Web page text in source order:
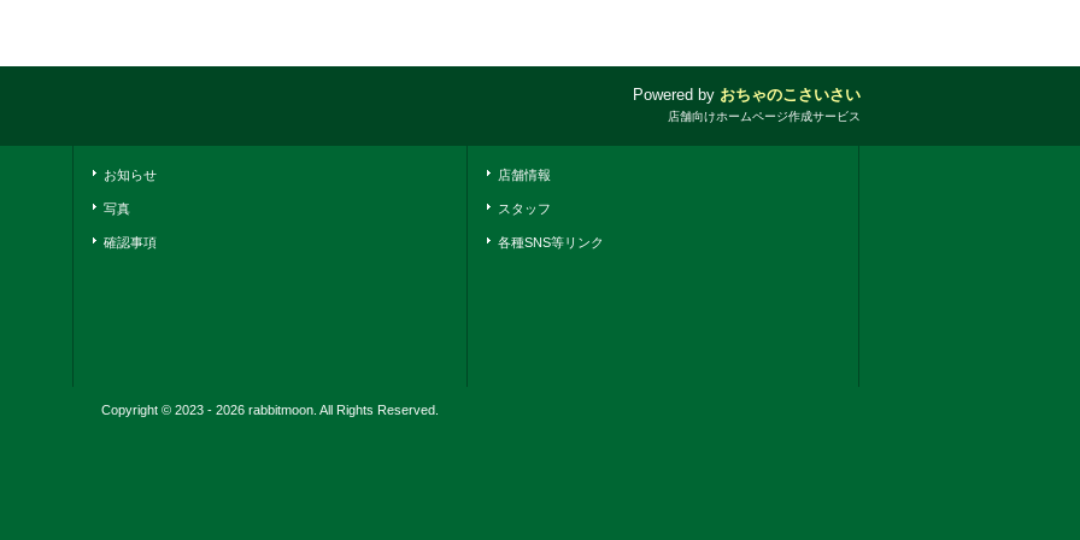
Powered by おちゃのこさいさい
店舗向けホームページ作成サービス
お知らせ
写真
確認事項
店舗情報
スタッフ
各種SNS等リンク
Copyright © 2023 - 2026 rabbitmoon. All Rights Reserved.